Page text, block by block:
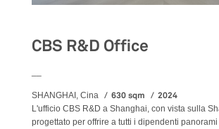
CBS R&D Office
SHANGHAI, Cina 630 sqm 2024
L'ufficio CBS R&D a Shanghai, con vista sulla
progettato per offrire a tutti i dipendenti